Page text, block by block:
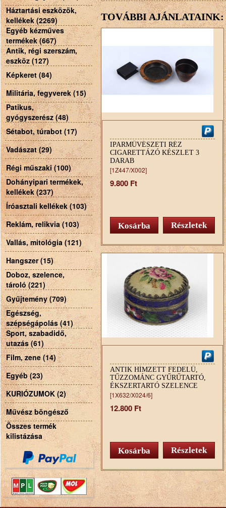
Háztartási eszközök,
kellékek (2269)
Egyéb kézműves
termékek (667)
Antik, régi szerszám,
eszköz (127)
Képkeret (84)
Militária, fegyverek (15)
Patikus,
gyógyszerész (48)
Sétabot, túrabot (17)
Vadászat (29)
Régi műszaki (100)
Dohányipari termékek,
kellékek (237)
Íróasztali kellékek (103)
Reklám, relikvia (103)
Vallás, mitológia (121)
Hangszer (15)
Doboz, szelence,
tároló (221)
Gyűjtemény (709)
Egészség,
szépségápolás (41)
Sport, szabadidő,
utazás (61)
Film, zene (14)
Egyéb (23)
KURIÓZUMOK (2)
Művész böngésző
Összes termék
kilistázása
TOVÁBBI AJÁNLATAINK:
IPARMŰVÉSZETI RÉZ
CIGARETTÁZÓ KÉSZLET 3
DARAB
[1Z447/X002]
9.800 Ft
Részletek
ANTIK HÍMZETT FEDELŰ,
TŰZZOMÁNC GYŰRŰTARTÓ,
ÉKSZERTARTÓ SZELENCE
[1X632/X024/6]
12.800 Ft
Részletek